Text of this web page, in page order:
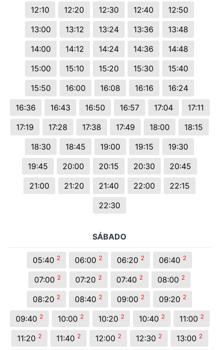
12:10
12:20 12:30 12:40
12:50
13:00
13:12 13:24 13:36
13:48
14:00
14:12 14:24 14:36
14:48
15:00
15:10 15:20 15:30
15:40
15:50
16:00 16:08 16:16
16:24
16:36
16:43 16:50 16:57 17:04
17:11
17:19
17:28 17:38 17:49 18:00
18:15
18:30
18:45 19:00 19:15
19:30
19:45
20:00 20:15 20:30
20:45
21:00
21:20 21:40 22:00
22:15
22:30
SÁBADO
05:40 2 06:00 2 06:20 2 06:40 2
07:00 2 07:20 2 07:40 2 08:00 2
08:20 2 08:40 2 09:00 2 09:20 2
09:40 2 10:00 2 10:20 2 10:40 2 11:00 2
11:20 2 11:40 2 12:00 2 12:30 2 13:00 2